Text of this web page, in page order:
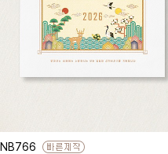
NB766